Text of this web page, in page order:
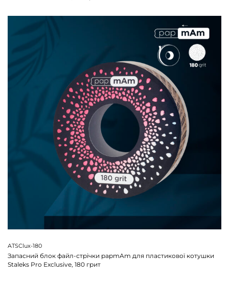
ATSClux-180
Запасний блок файл-стрічки papmAm для пластикової котушки
Staleks Pro Exclusive, 180 грит